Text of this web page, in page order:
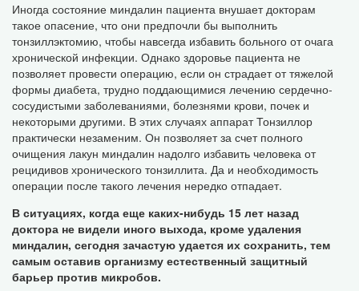
Иногда состояние миндалин пациента внушает докторам
такое опасение, что они предпочли бы выполнить
тонзиллэктомию, чтобы навсегда избавить больного от очага
хронической инфекции. Однако здоровье пациента не
позволяет провести операцию, если он страдает от тяжелой
формы диабета, трудно поддающимися лечению сердечно-
сосудистыми заболеваниями, болезнями крови, почек и
некоторыми другими. В этих случаях аппарат Тонзиллор
практически незаменим. Он позволяет за счет полного
очищения лакун миндалин надолго избавить человека от
рецидивов хронического тонзиллита. Да и необходимость
операции после такого лечения нередко отпадает.
В ситуациях, когда еще каких-нибудь 15 лет назад
доктора не видели иного выхода, кроме удаления
миндалин, сегодня зачастую удается их сохранить, тем
самым оставив организму естественный защитный
барьер против микробов.